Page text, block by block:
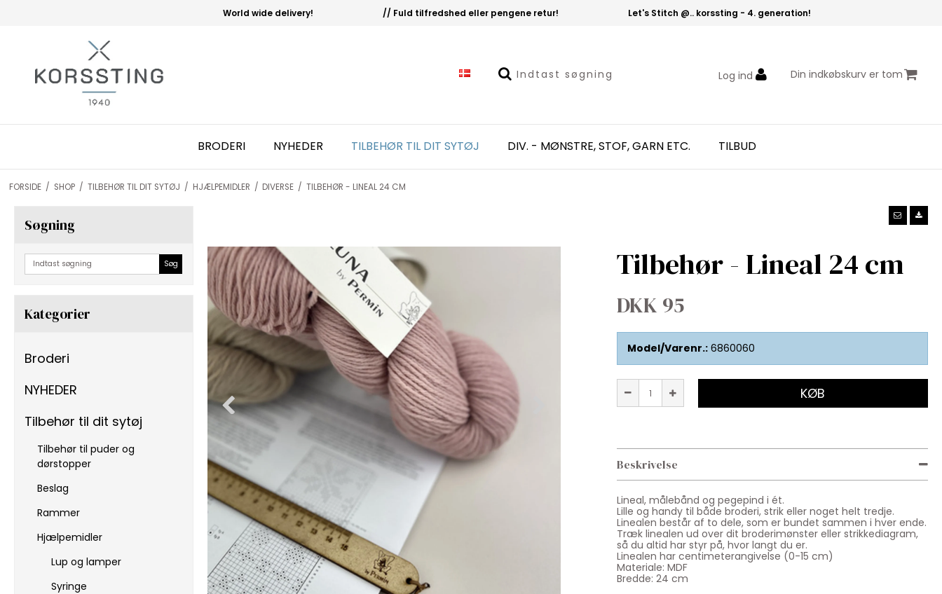
World wide delivery! // Fuld tilfredshed eller pengene retur! Let's Stitch @.. korssting - 4. generation!
Log ind Din indkøbskurv er tom
BRODERI NYHEDER TILBEHØR TIL DIT SYTØJ DIV. - MØNSTRE, STOF, GARN ETC. TILBUD
FORSIDE / SHOP / TILBEHØR TIL DIT SYTØJ / HJÆLPEMIDLER / DIVERSE / TILBEHØR - LINEAL 24 CM
Søgning
Søg
Kategorier
Broderi
NYHEDER
Tilbehør til dit sytøj
Tilbehør til puder og
dørstopper
Beslag
Rammer
Hjælpemidler
Lup og lamper
Syringe
Tilbehør - Lineal 24 cm
DKK 95
Model/Varenr.: 6860060
KØB
Beskrivelse
Lineal, målebånd og pegepind i ét.
Lille og handy til både broderi, strik eller noget helt tredje.
Linealen består af to dele, som er bundet sammen i hver ende.
Træk linealen ud over dit broderimønster eller strikkediagram,
så du altid har styr på, hvor langt du er.
Linealen har centimeterangivelse (0-15 cm)
Materiale: MDF
Bredde: 24 cm